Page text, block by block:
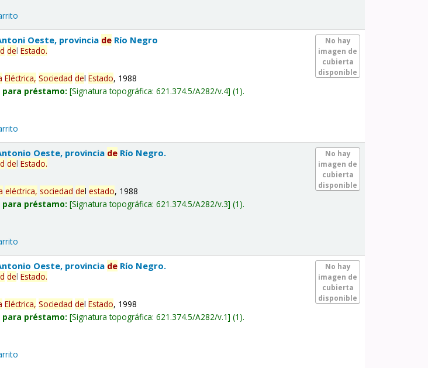
No hay
imagen de
cubierta
disponible
Oeste, provincia de Río Negro
delEstado.
Eléctrica, Sociedad delEstado, 1988
para préstamo: Signatura topográfica:621.374.5/A282/v.4 (1).
No hay
imagen de
cubierta
disponible
Oeste, provincia de Río Negro.
delEstado.
eléctrica, sociedad delestado, 1988
para préstamo: Signatura topográfica:621.374.5/A282/v.3 (1).
No hay
imagen de
cubierta
disponible
Oeste, provincia de Río Negro.
delEstado.
Eléctrica, Sociedad delEstado, 1998
para préstamo: Signatura topográfica:621.374.5/A282/v.1 (1).